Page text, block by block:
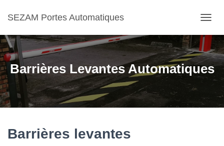
SEZAM Portes Automatiques
U
R
R
E
Barrières Levantes Automatiques
Barrières levantes